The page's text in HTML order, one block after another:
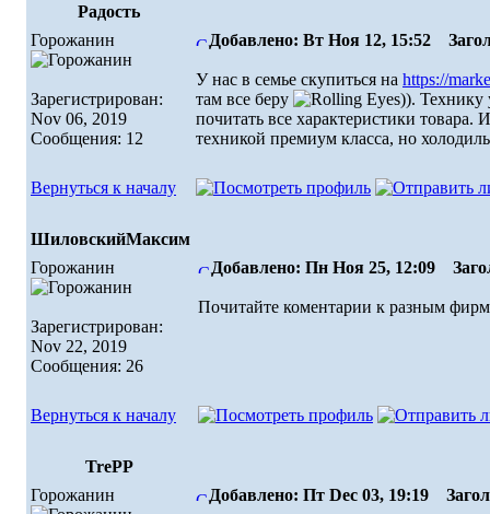
Радость
Горожанин
Зарегистрирован:
Nov 06, 2019
Сообщения: 12
Добавлено: Вт Ноя 12, 15:52
У нас в семье скупиться на https://
там все беру
)). Технику
почитать все характеристики
техникой премиум класса, но
Вернуться к началу
ШиловскийМаксим
Горожанин
Зарегистрирован:
Nov 22, 2019
Сообщения: 26
Добавлено: Пн Ноя 25, 12:09
Почитайте коментарии к разным
Вернуться к началу
TrePP
Горожанин
Добавлено: Пт Dec 03, 19:19